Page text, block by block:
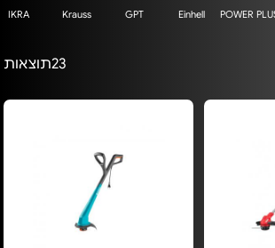
POWER
Einhell
GPT
Krauss
IKRA
23תוצאות